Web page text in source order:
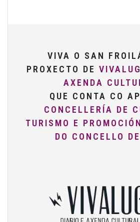
VIVA O SAN
PROXECTO DE
AXENDA
QUE CONTA CO
CONCELLERÍA DE
TURISMO E
DO CONCELLO